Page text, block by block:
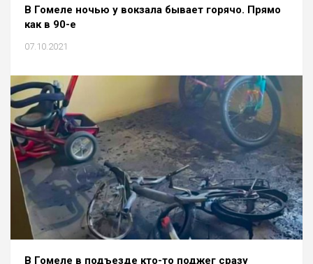
В Гомеле ночью у вокзала бывает горячо. Прямо
как в 90-е
07.10.2021
В Гомеле в подъезде кто-то поджег сразу